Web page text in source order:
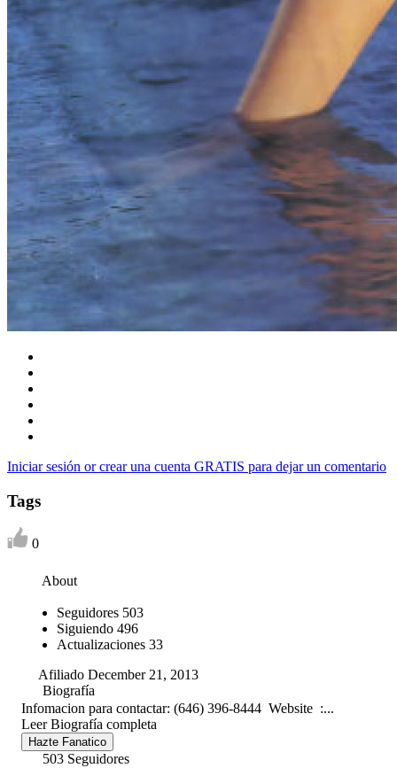
Iniciar sesión or crear una cuenta GRATIS para dejar un comentario
Tags
0
About
Seguidores 503
Siguiendo 496
Actualizaciones 33
Afiliado December 21, 2013
Biografía
Infomacion para contactar: (646) 396-8444 Website :...
Leer Biografía completa
Hazte Fanatico
503 Seguidores